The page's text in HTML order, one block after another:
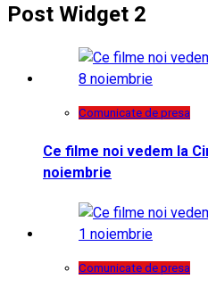
Post Widget 2
Comunicate de presa
Ce filme noi vedem la
noiembrie
Comunicate de presa